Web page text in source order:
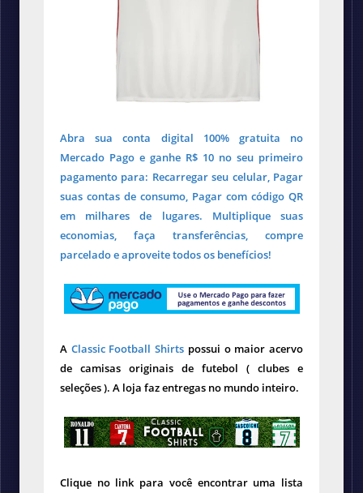
Abra sua conta digital 100% gratuita no
Mercado Pago e ganhe R$ 10 no seu primeiro
pagamento para: Recarregar seu celular, Pagar
suas contas de consumo, Pagar com código QR
em milhares de lugares. Multiplique suas
economias, faça transferências, compre
parcelado e aproveite todos os benefícios!
A Classic Football Shirts possui o maior acervo
de camisas originais de futebol ( clubes e
seleções ). A loja faz entregas no mundo inteiro.
Clique no link para você encontrar uma lista